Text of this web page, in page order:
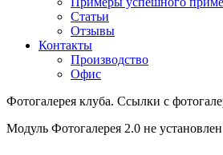
Статьи
Отзывы
Контакты
Производство
Офис
Фотогалерея клуба. Ссылки с
Модуль Фотогалерея 2.0 не